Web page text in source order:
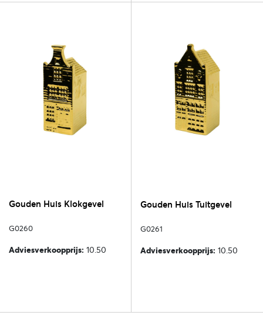
Gouden Huis Klokgevel
G0260
Adviesverkoopprijs: 10.50
Gouden Huis Tuitgevel
G0261
Adviesverkoopprijs: 10.50